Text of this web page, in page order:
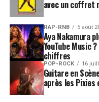
avec un coffret
RAP-RNB 5 août
Aya Nakamura
YouTube Music
chiffres
POP-ROCK 16
Guitare en
après les